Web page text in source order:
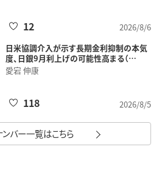
2026/8/6
12
日米協調介入が示す長期金利抑制の本気
度、日銀9月利上げの可能性高まる（…
愛宕 伸康
2026/8/5
118
ンバー一覧はこちら